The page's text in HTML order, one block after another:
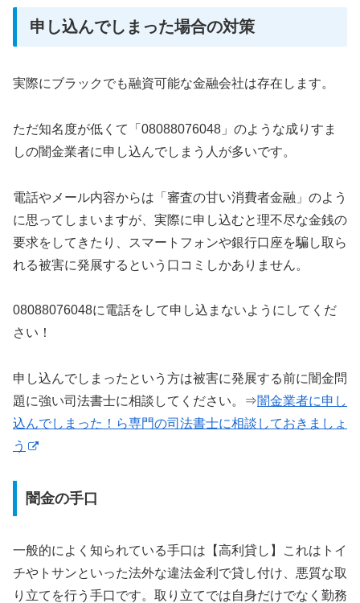
申し込んでしまった場合の対策
実際にブラックでも融資可能な金融会社は存在します。
ただ知名度が低くて「08088076048」のような成りすま
しの闇金業者に申し込んでしまう人が多いです。
電話やメール内容からは「審査の甘い消費者金融」のよう
に思ってしまいますが、実際に申し込むと理不尽な金銭の
要求をしてきたり、スマートフォンや銀行口座を騙し取ら
れる被害に発展するという口コミしかありません。
08088076048に電話をして申し込まないようにしてくだ
さい！
申し込んでしまったという方は被害に発展する前に闇金問
題に強い司法書士に相談してください。⇒闇金業者に申し
込んでしまった！ら専門の司法書士に相談しておきましょ
う
闇金の手口
一般的によく知られている手口は【高利貸し】これはトイ
チやトサンといった法外な違法金利で貸し付け、悪質な取
り立てを行う手口です。取り立てでは自身だけでなく勤務